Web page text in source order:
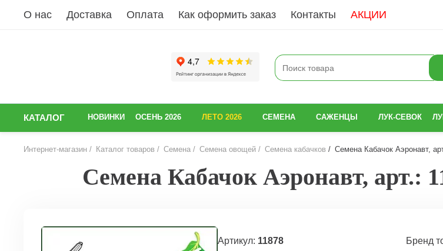
О нас Доставка Оплата Как оформить заказ Контакты АКЦИИ
КАТАЛОГ НОВИНКИ ОСЕНЬ 2026 ЛЕТО 2026 СЕМЕНА САЖЕНЦЫ ЛУК-СЕВОК
Интернет-магазин Каталог товаров Семена Семена овощей Семена кабачков Семена Кабачок Аэронавт,
Семена Кабачок Аэронавт, арт.:
Артикул: 11878 Бренд